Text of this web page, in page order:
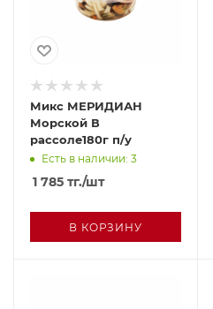
Микс МЕРИДИАН
Морской В
рассоле180г п/у
Есть в наличии: 3
1 785 тг./шт
В КОРЗИНУ